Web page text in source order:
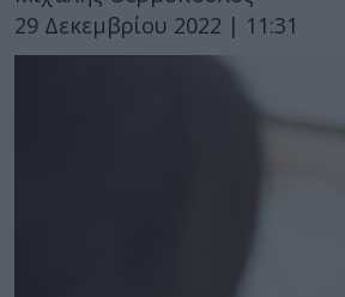
29 Δεκεμβρίου 2022 | 11:31